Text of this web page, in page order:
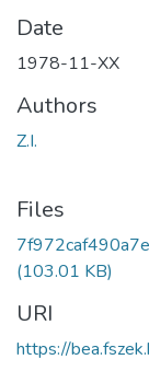
Date
1978-11-XX
Authors
Z.I.
Files
(103.01 KB)
URI
https://